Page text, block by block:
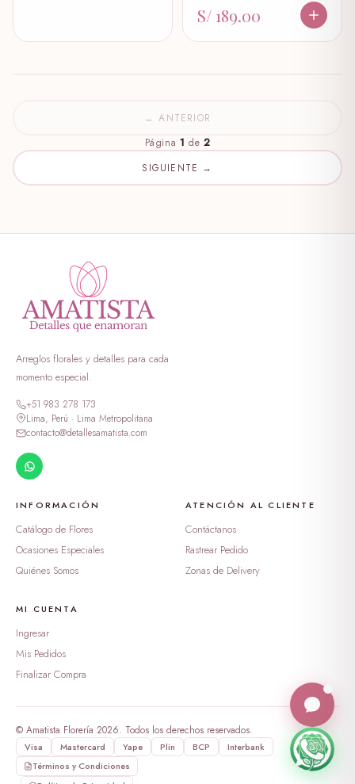
S/ 189.00
← ANTERIOR
Página 1 de 2
SIGUIENTE →
Arreglos florales y detalles para cada
momento especial.
+51 983 278 173
Lima, Perú · Lima Metropolitana
contacto@detallesamatista.com
INFORMACIÓN
Catálogo de Flores
Ocasiones Especiales
Quiénes Somos
ATENCIÓN AL CLIENTE
Contáctanos
Rastrear Pedido
Zonas de Delivery
MI CUENTA
Ingresar
Mis Pedidos
Finalizar Compra
© Amatista Florería 2026. Todos los derechos reservados.
Visa Mastercard Yape Plin BCP
Interbank
Términos y Condiciones